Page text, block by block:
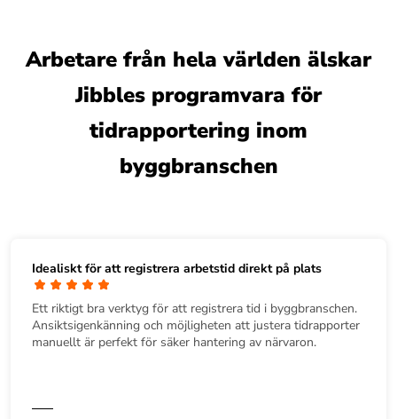
Arbetare från hela världen älskar
Jibbles programvara för
tidrapportering inom
byggbranschen
Idealiskt för att registrera arbetstid direkt på plats
Ett riktigt bra verktyg för att registrera tid i byggbranschen.
Ansiktsigenkänning och möjligheten att justera tidrapporter
manuellt är perfekt för säker hantering av närvaron.